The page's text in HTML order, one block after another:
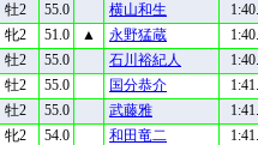
牡2 55.0 横山和生
牝2 51.0 ▲ 永野猛蔵
牡2 55.0 石川裕紀人
牡2 55.0 国分恭介
牡2 55.0 武藤雅
牝2 54.0 和田竜二